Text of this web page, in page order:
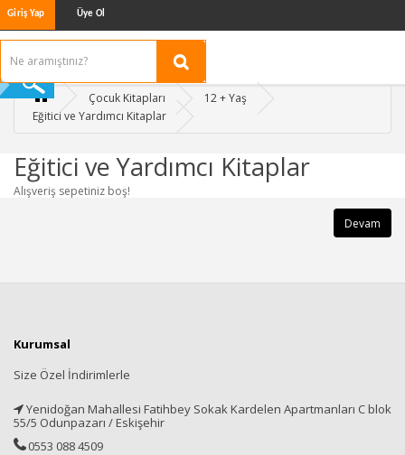
Giriş Yap Üye Ol
Çocuk Kitapları
12 + Yaş
Eğitici ve Yardımcı Kitaplar
Eğitici ve Yardımcı Kitaplar
Alışveriş sepetiniz boş!
Devam
Kurumsal
Size Özel İndirimlerle
Yenidoğan Mahallesi Fatihbey Sokak Kardelen Apartmanları C blok
55/5 Odunpazarı / Eskişehir
0553 088 4509